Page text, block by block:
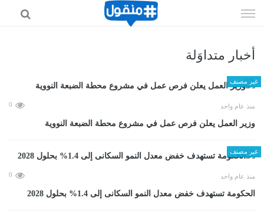
الى
أخبار متداوَلة
غير مصنف
منذ عام واحد 0
وزير العمل يعلن فرص عمل في مشروع محطة الضبعة النووية
غير مصنف
منذ عام واحد 0
الحكومة تستهدف خفض معدل النمو السكانى إلى 1.4% بحلول 2028